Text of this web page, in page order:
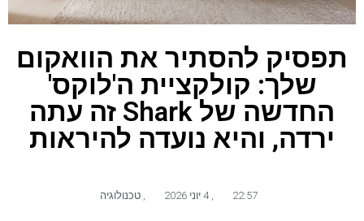
תפסיק להסתיר את הוואקום
שלך: קולקציית ה'לוקס'
החדשה של Shark זה עתה
ירדה, והיא נועדה להיראות
22:57 4 יוני 2026 טכנולוגיה